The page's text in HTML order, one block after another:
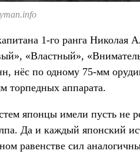
1-го ранга Николая
«Властный»,
нёс по одному 75-мм
торпедных аппарата.
японцы имели пусть не
Да и каждый японский
равенстве сил